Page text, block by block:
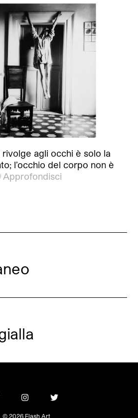
agli occhi è solo la
l’occhio del corpo non è
Approfondisci
© 2026 Flash Art